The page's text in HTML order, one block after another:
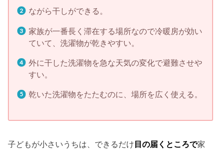
ながら干しができる。
家族が一番長く滞在する場所なので冷暖房が効い
ていて、洗濯物が乾きやすい。
外に干した洗濯物を急な天気の変化で避難させや
すい。
乾いた洗濯物をたたむのに、場所を広く使える。
子どもが小さいうちは、できるだけ目の届くところで家